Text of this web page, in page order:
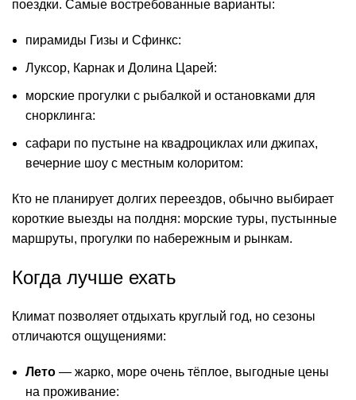
поездки. Самые востребованные варианты:
пирамиды Гизы и Сфинкс:
Луксор, Карнак и Долина Царей:
морские прогулки с рыбалкой и остановками для
снорклинга:
сафари по пустыне на квадроциклах или джипах,
вечерние шоу с местным колоритом:
Кто не планирует долгих переездов, обычно выбирает
короткие выезды на полдня: морские туры, пустынные
маршруты, прогулки по набережным и рынкам.
Когда лучше ехать
Климат позволяет отдыхать круглый год, но сезоны
отличаются ощущениями:
Лето — жарко, море очень тёплое, выгодные цены
на проживание: